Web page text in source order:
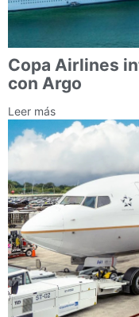
Copa Airlines
con Argo
Leer más